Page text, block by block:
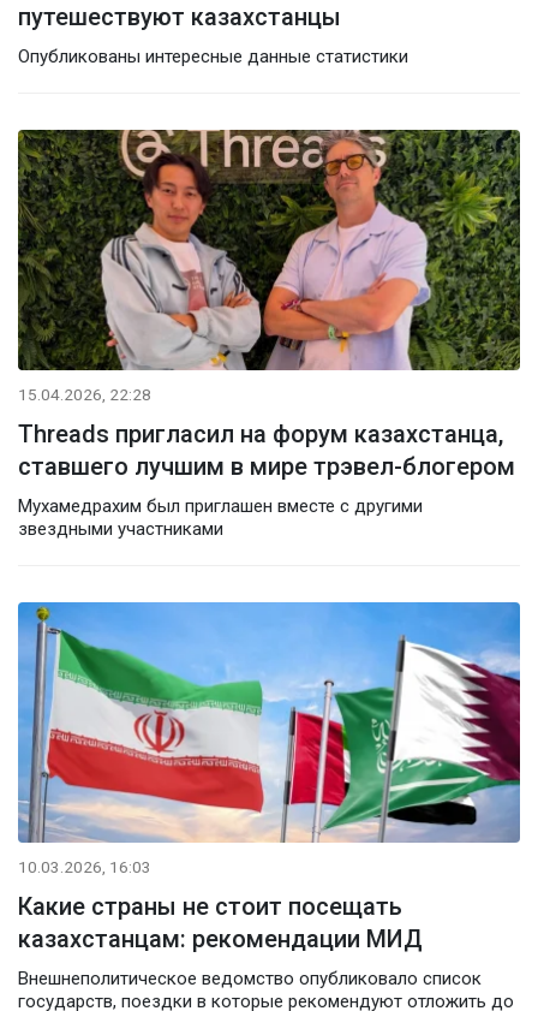
путешествуют казахстанцы
Опубликованы интересные данные статистики
15.04.2026, 22:28
Threads пригласил на форум казахстанца,
ставшего лучшим в мире трэвел-блогером
Мухамедрахим был приглашен вместе с другими
звездными участниками
10.03.2026, 16:03
Какие страны не стоит посещать
казахстанцам: рекомендации МИД
Внешнеполитическое ведомство опубликовало список
государств, поездки в которые рекомендуют отложить до